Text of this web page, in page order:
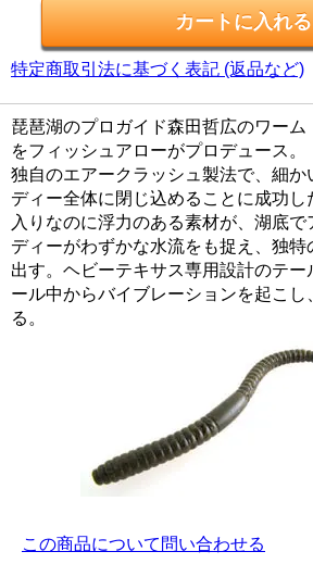
特定商取引法に基づく表記 (返品など)
琵琶湖のプロガイド森田哲広のワーム
をフィッシュアローがプロデュース。
独自のエアークラッシュ製法で、細か
ディー全体に閉じ込めることに成功し
入りなのに浮力のある素材が、湖底
ディーがわずかな水流をも捉え、独特
出す。ヘビーテキサス専用設計のテー
ール中からバイブレーションを起こし
る。
この商品について問い合わせる